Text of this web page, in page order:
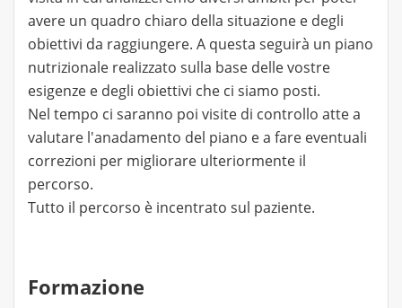
avere un quadro chiaro della situazione e degli
obiettivi da raggiungere. A questa seguirà un piano
nutrizionale realizzato sulla base delle vostre
esigenze e degli obiettivi che ci siamo posti.
Nel tempo ci saranno poi visite di controllo atte a
valutare l'anadamento del piano e a fare eventuali
correzioni per migliorare ulteriormente il
percorso.
Tutto il percorso è incentrato sul paziente.
Formazione